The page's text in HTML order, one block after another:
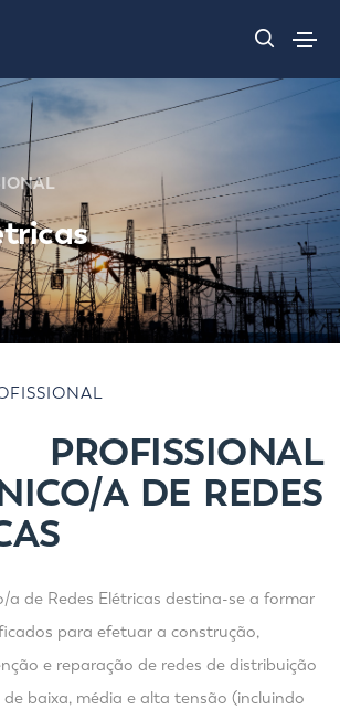
PROFISSIONAL
A DE REDES
a de Redes Elétricas destina-se a formar
para efetuar a construção,
e reparação de redes de distribuição
baixa, média e alta tensão (incluindo